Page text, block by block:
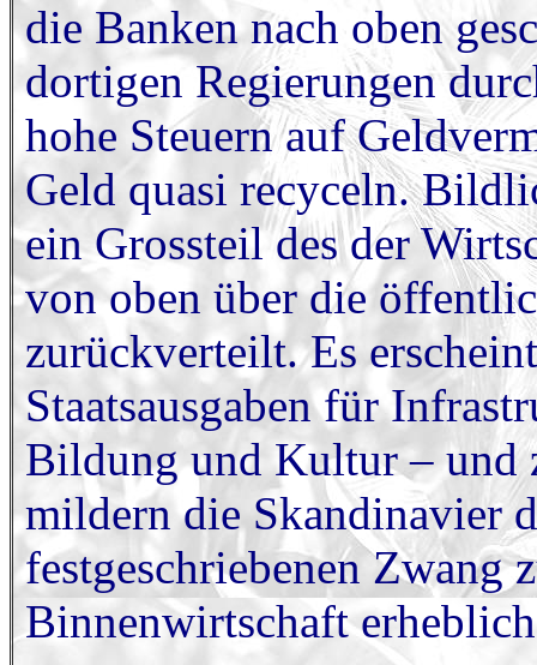
die Banken nach oben
dortigen Regierungen
hohe Steuern auf
Geld quasi recyceln.
ein Grossteil des der
von oben über die
zurückverteilt. Es
Staatsausgaben für
Bildung und Kultur – und
mildern die Skandinavier
festgeschriebenen Zwang
Binnenwirtschaft